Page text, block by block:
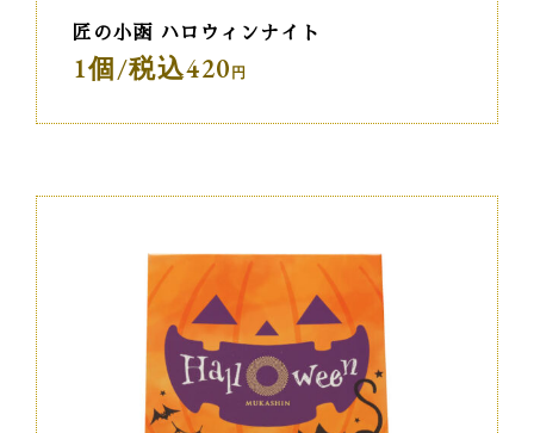
匠の小函 ハロウィンナイト
1個/税込420